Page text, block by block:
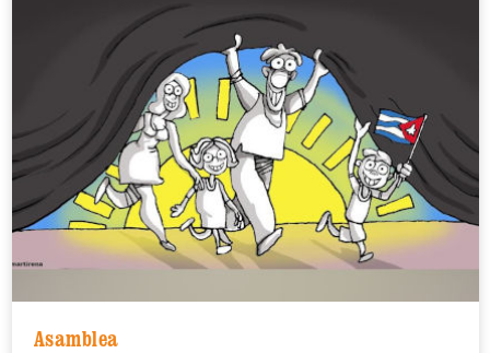
Asamblea